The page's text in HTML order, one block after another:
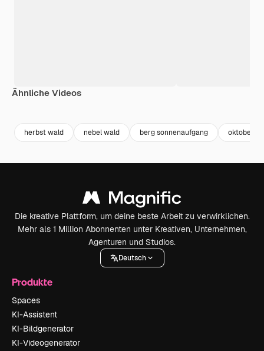
Ähnliche Videos
herbst wald nebel wald berg sonnenaufgang oktober
Die kreative Plattform, um deine beste Arbeit zu verwirklichen.
Mehr als 1 Million Abonnenten unter Kreativen, Unternehmen,
Agenturen und Studios.
Deutsch
Produkte
Spaces
KI-Assistent
KI-Bildgenerator
KI-Videogenerator